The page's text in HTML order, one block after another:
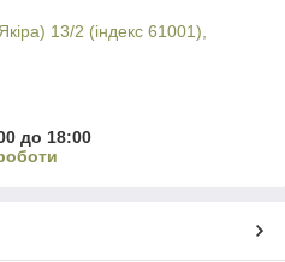
13/2 (індекс 61001),
до 18:00